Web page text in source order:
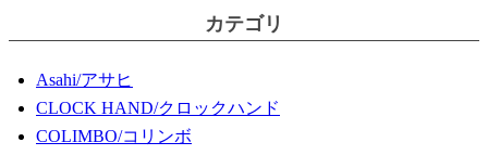
カテゴリ
Asahi/アサヒ
CLOCK HAND/クロックハンド
COLIMBO/コリンボ